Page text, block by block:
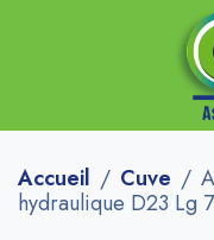
Accueil Cuve
hydraulique D23 Lg